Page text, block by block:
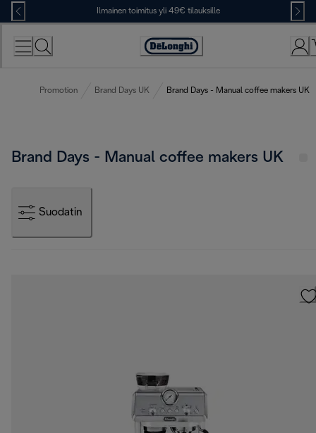
Skip
to
Content
Ilmainen toimitus yli 49€ tilauksille
Accessibility
Promotion Brand Days UK Brand Days - Manual coffee makers UK
Brand Days - Manual coffee makers UK
Suodatin